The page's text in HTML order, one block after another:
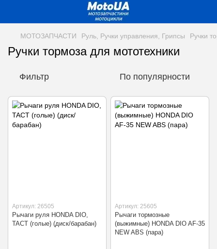
МОТОЗАПЧАСТИ Руль, Ручки управления, Грипсы Ручки
Ручки тормоза для мототехники
Фильтр По популярности
Артикул: 26505
Рычаги руля HONDA DIO,
TACT (голые) (диск/барабан)
Артикул: 25605
Рычаги тормозные
(выжимные) HONDA DIO AF-35
NEW ABS (пара)